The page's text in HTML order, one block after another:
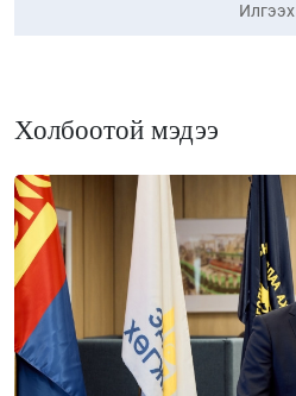
Илгээх
Холбоотой мэдээ